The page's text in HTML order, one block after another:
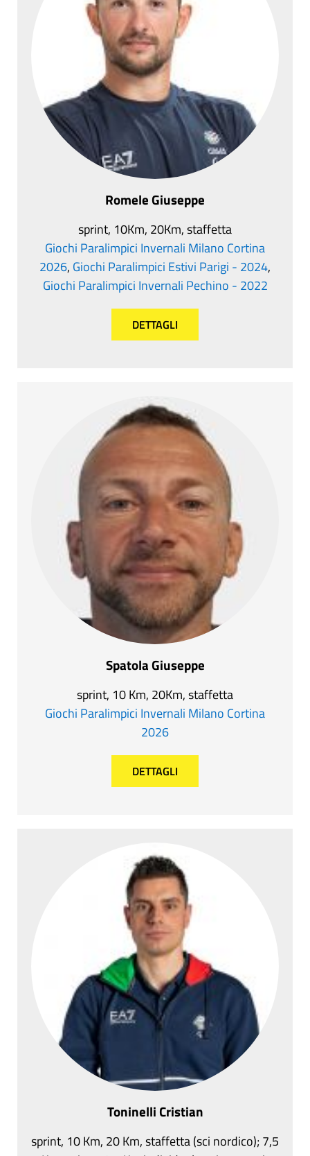
Romele Giuseppe
sprint, 10Km, 20Km, staffetta
Giochi Paralimpici Invernali Milano Cortina
2026, Giochi Paralimpici Estivi Parigi - 2024,
Giochi Paralimpici Invernali Pechino - 2022
DETTAGLI
Spatola Giuseppe
sprint, 10 Km, 20Km, staffetta
Giochi Paralimpici Invernali Milano Cortina
2026
DETTAGLI
Toninelli Cristian
sprint, 10 Km, 20 Km, staffetta (sci nordico); 7,5